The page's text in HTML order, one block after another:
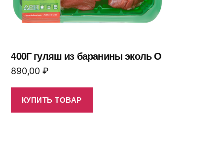
400Г гуляш из баранины эколь О
890,00 ₽
КУПИТЬ ТОВАР